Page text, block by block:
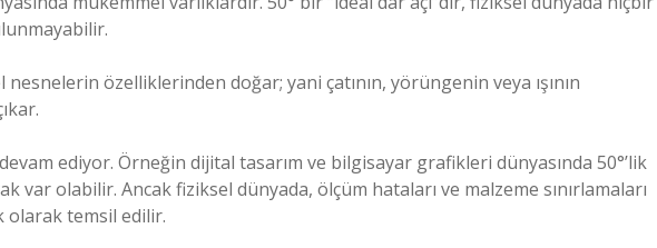
nesnelerin özelliklerinden doğar; yani çatının, yörüngenin veya ışının
ediyor. Örneğin dijital tasarım ve bilgisayar grafikleri dünyasında 50°’lik
var olabilir. Ancak fiziksel dünyada, ölçüm hataları ve malzeme sınırlamaları
olarak temsil edilir.